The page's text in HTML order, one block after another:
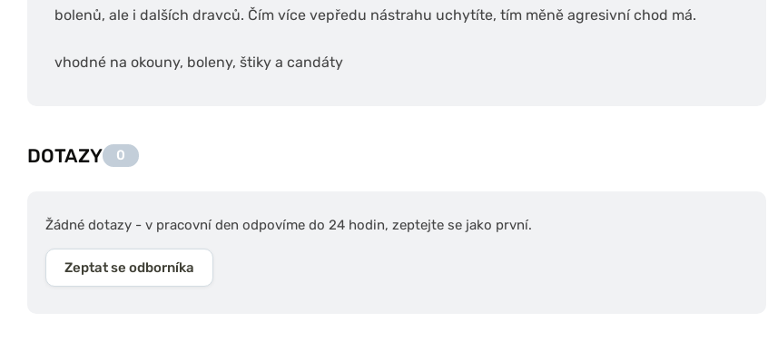
bolenů, ale i dalších dravců. Čím více vepředu nástrahu uchytíte, tím měně agresivní chod má.
vhodné na okouny, boleny, štiky a candáty
DOTAZY 0
Žádné dotazy - v pracovní den odpovíme do 24 hodin, zeptejte se jako první.
Zeptat se odborníka